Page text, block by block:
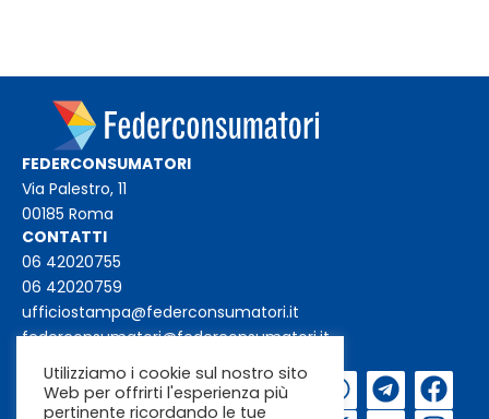
FEDERCONSUMATORI
Via Palestro, 11
00185 Roma
CONTATTI
06 42020755
06 42020759
ufficiostampa@federconsumatori.it
federconsumatori@federconsumatori.it
Iscriviti alla
Utilizziamo i cookie sul nostro sito
Web per offrirti l'esperienza più
pertinente ricordando le tue